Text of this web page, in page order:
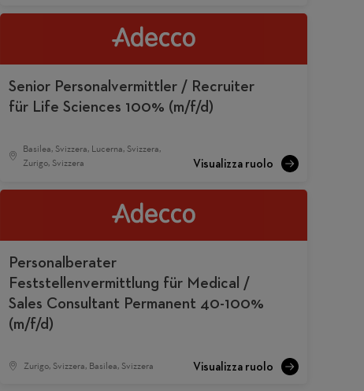
Senior Personalvermittler / Recruiter
für Life Sciences 100% (m/f/d)
Basilea, Svizzera, Lucerna, Svizzera,
Zurigo, Svizzera
Personalberater
Feststellenvermittlung für Medical /
Sales Consultant Permanent 40-100%
(m/f/d)
Zurigo, Svizzera, Basilea, Svizzera